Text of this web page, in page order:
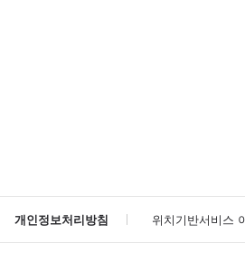
개인정보처리방침 위치기반서비스